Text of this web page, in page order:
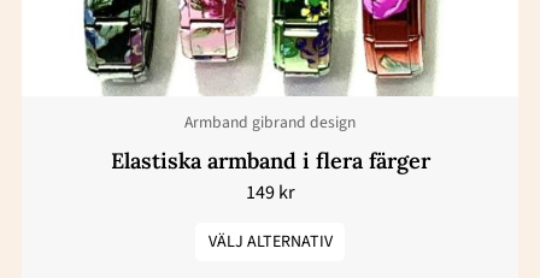
Armband gibrand design
Elastiska armband i flera färger
149kr
VÄLJ ALTERNATIV
alternativen
kan
väljas
på
produktsidan